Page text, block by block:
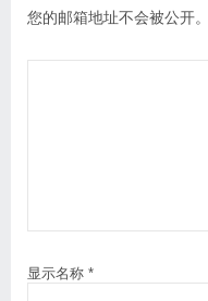
您的邮箱地址不会被公开。
显示名称 *